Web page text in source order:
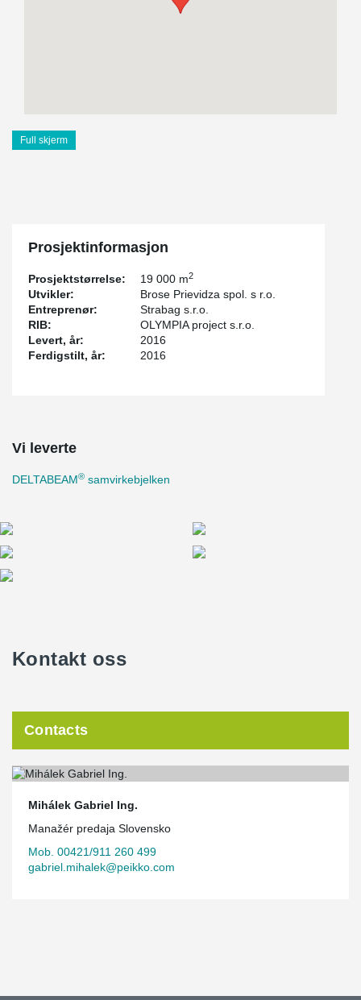
Full skjerm
Prosjektinformasjon
Prosjektstørrelse: 19 000 m2
Utvikler:
Brose Prievidza spol. s r.o.
Entreprenør:
Strabag s.r.o.
RIB:
OLYMPIA project s.r.o.
Levert, år:
2016
Ferdigstilt, år:
2016
Vi leverte
DELTABEAM® samvirkebjelken
Kontakt oss
Contacts
Mihálek Gabriel Ing.
Manažér predaja Slovensko
Mob. 00421/911 260 499
gabriel.mihalek@peikko.com